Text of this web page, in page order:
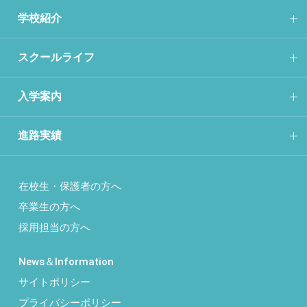
学校紹介
スクールライフ
入学案内
進路実績
在校生・保護者の方へ
卒業生の方へ
採用担当の方へ
News＆Information
サイトポリシー
プライバシーポリシー